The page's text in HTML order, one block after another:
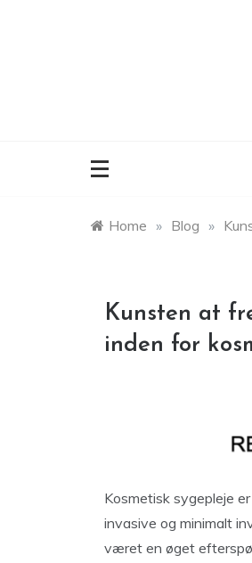
Home » Blog »
Kunsten at
inden for
Kosmetisk sygepleje
invasive og minimalt
været en øget